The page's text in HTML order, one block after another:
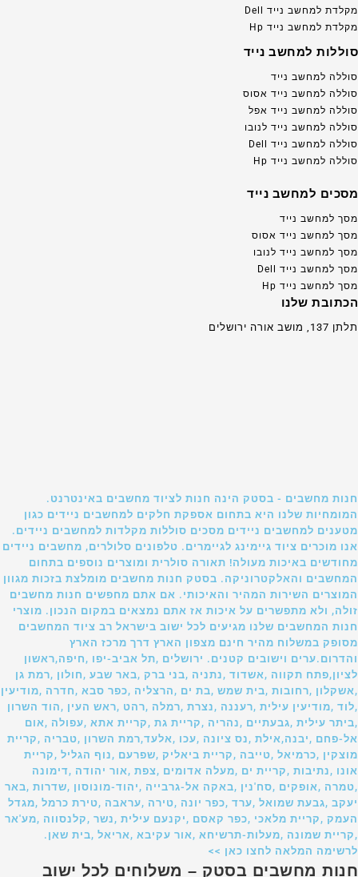
מקלדת למחשב נייד Dell
מקלדת למחשב נייד Hp
סוללות למחשב נייד
סוללה למחשב נייד
סוללה למחשב נייד אסוס
סוללה למחשב נייד אפל
סוללה למחשב נייד לנובו
סוללה למחשב נייד Dell
סוללה למחשב נייד Hp
מסכים למחשב נייד
מסך למחשב נייד
מסך למחשב נייד אסוס
מסך למחשב נייד לנובו
מסך למחשב נייד Dell
מסך למחשב נייד Hp
הכתובת שלנו
תלתן 137, מושב אורה ירושלים
חנות מחשבים - בסטק הינה חנות לציוד מחשבים באינטרנט.
המומחיות שלנו היא בתחום אספקת חלקים למחשבים ניידים כגון
מטענים למחשבים ניידים מסכים סוללות מקלדות למחשבים ניידים.
אנו מוכרים ציוד גיימינג לגיימרים. טלפונים סלולרים, מחשבים ניידים
מחודשים באיכות מעולה! תאורה סולרית ומוצרים נוספים בתחום
המחשבים והאלקטרוניקה. בסטק חנות מחשבים מומלצת בזכות מגוון
המוצרים השירות המהיר והאיכותי. אם אתם מחפשים חנות מחשבים
זולה, ולא מתפשרים על איכות אז אתם נמצאים במקום הנכון. מוצרי
חנות המחשבים שלנו מגיעים לכל ישוב בישראל רב ציוד המחשבים
מסופק במשלוח מהיר חינם מצפון הארץ דרך מרכז הארץ
והדרום.ערים וישובים קטנים. ירושלים ,תל אביב-יפו ,חיפה,ראשון
לציון,פתח תקווה ,אשדוד ,נתניה ,בני ברק ,באר שבע ,חולון ,רמת גן
,אשקלון ,רחובות ,בית שמש ,בת ים ,הרצליה ,כפר סבא ,חדרה ,מודיעין
,לוד ,מודיעין עילית ,רעננה ,נצרת ,רמלה ,רהט ,ראש העין ,הוד השרון
,ביתר עילית ,גבעתיים ,נהריה ,קריית גת ,קריית אתא ,עפולה ,אום
אל-פחם ,יבנה,אילת ,נס ציונה ,עכו ,אלעד,רמת השרון ,טבריה ,קריית
מוצקין ,כרמיאל ,טייבה ,קריית ביאליק ,שפרעם ,נוף הגליל ,קריית
אונו ,נתיבות ,קריית ים ,מעלה אדומים ,צפת ,אור יהודה ,דימונה
,טמרה ,אופקים ,סח'נין ,באקה אל-גרבייה ,יהוד-מונוסון ,שדרות ,באר
יעקב ,גבעת שמואל ,ערד ,כפר יונה ,טירה ,עראבה ,טירת כרמל ,מגדל
העמק ,קריית מלאכי ,כפר קאסם ,יקנעם עילית ,נשר ,קלנסווה ,מע'אר
,קריית שמונה ,מעלות-תרשיחא ,אור עקיבא ,אריאל ,בית שאן.
לרשימה המלאה לחצו כאן >>
חנות מחשבים בסטק – משלוחים לכל ישוב